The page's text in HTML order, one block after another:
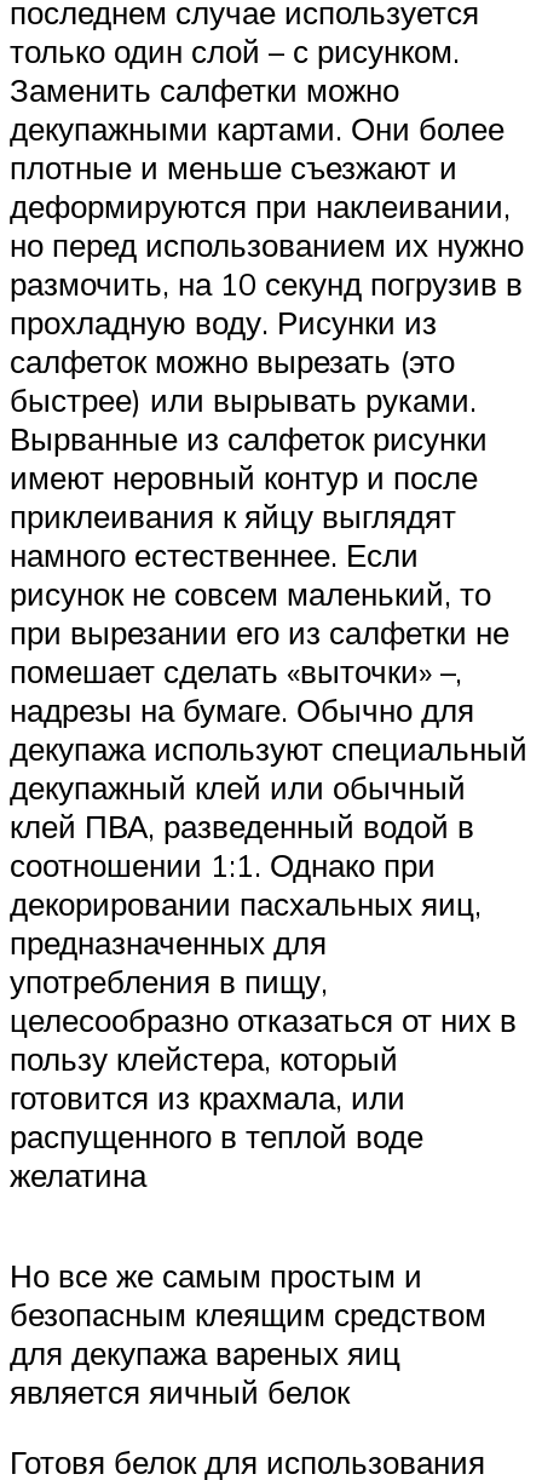
последнем случае используется
только один слой – с рисунком.
Заменить салфетки можно
декупажными картами. Они более
плотные и меньше съезжают и
деформируются при наклеивании,
но перед использованием их нужно
размочить, на 10 секунд погрузив в
прохладную воду. Рисунки из
салфеток можно вырезать (это
быстрее) или вырывать руками.
Вырванные из салфеток рисунки
имеют неровный контур и после
приклеивания к яйцу выглядят
намного естественнее. Если
рисунок не совсем маленький, то
при вырезании его из салфетки не
помешает сделать «выточки» –,
надрезы на бумаге. Обычно для
декупажа используют специальный
декупажный клей или обычный
клей ПВА, разведенный водой в
соотношении 1:1. Однако при
декорировании пасхальных яиц,
предназначенных для
употребления в пищу,
целесообразно отказаться от них в
пользу клейстера, который
готовится из крахмала, или
распущенного в теплой воде
желатина
Но все же самым простым и
безопасным клеящим средством
для декупажа вареных яиц
является яичный белок
Готовя белок для использования